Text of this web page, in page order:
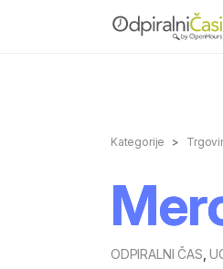
Kategorije
ODPIRALNI ČAS ,